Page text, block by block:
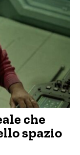
che
spazio